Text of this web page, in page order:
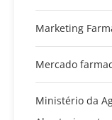
Marketing
Mercado
Ministério da